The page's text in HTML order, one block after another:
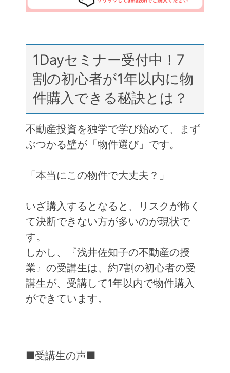
1Dayセミナー受付中！7
割の初心者が1年以内に物
件購入できる秘訣とは？
不動産投資を独学で学び始めて、まず
ぶつかる壁が「物件選び」です。
「本当にこの物件で大丈夫？」
いざ購入するとなると、リスクが怖く
て決断できない方が多いのが現状で
す。
しかし、『浅井佐知子の不動産の授
業』の受講生は、約7割の初心者の受
講生が、受講して1年以内で物件購入
ができています。
■受講生の声■